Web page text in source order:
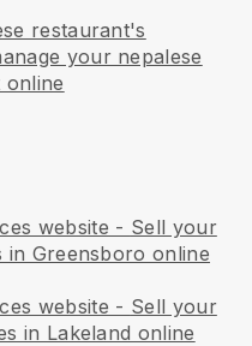
restaurant's
your nepalese
online
website - Sell your
in Greensboro online
website - Sell your
in Lakeland online